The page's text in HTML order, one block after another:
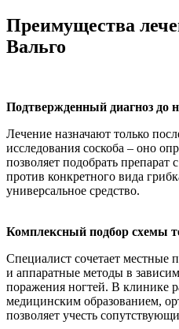
Преимущества
Вальго
Подтвержденный диагноз до
Лечение назначают только
исследования соскоба – оно
позволяет подобрать
против конкретного вида
универсальное средство.
Комплексный подбор схемы
Специалист сочетает местные
и аппаратные методы в
поражения ногтей. В клинике
медицинским образованием,
позволяет учесть